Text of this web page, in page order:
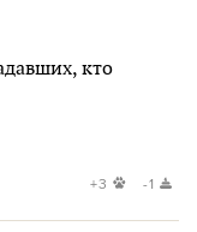
кто
+3 -1